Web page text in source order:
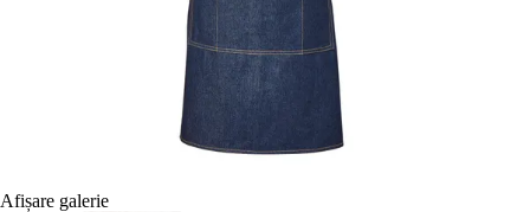
Afișare galerie